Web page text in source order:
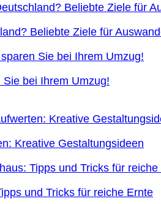
Beliebte Ziele für
bei Ihrem Umzug!
Kreative Gestaltungsideen
und Tricks für reiche Ernte